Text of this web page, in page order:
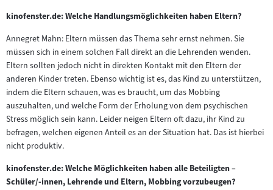
kinofenster.de: Welche Handlungsmöglichkeiten haben Eltern?
Annegret Mahn: Eltern müssen das Thema sehr ernst nehmen. Sie
müssen sich in einem solchen Fall direkt an die Lehrenden wenden.
Eltern sollten jedoch nicht in direkten Kontakt mit den Eltern der
anderen Kinder treten. Ebenso wichtig ist es, das Kind zu unterstützen,
indem die Eltern schauen, was es braucht, um das Mobbing
auszuhalten, und welche Form der Erholung von dem psychischen
Stress möglich sein kann. Leider neigen Eltern oft dazu, ihr Kind zu
befragen, welchen eigenen Anteil es an der Situation hat. Das ist hierbei
nicht produktiv.
kinofenster.de: Welche Möglichkeiten haben alle Beteiligten –
Schüler/-innen, Lehrende und Eltern, Mobbing vorzubeugen?